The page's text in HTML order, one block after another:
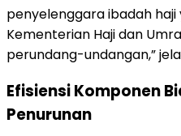
penyelenggara ibadah
Kementerian Haji dan
perundang-undangan,”
Efisiensi Komponen
Penurunan